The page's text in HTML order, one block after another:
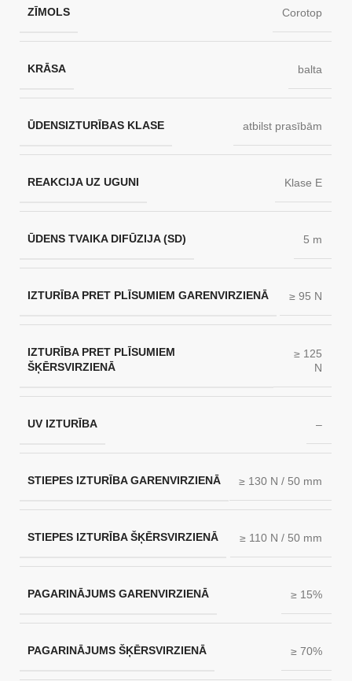
ZĪMOLS Corotop
KRĀSA balta
ŪDENSIZTURĪBAS KLASE atbilst prasībām
REAKCIJA UZ UGUNI Klase E
ŪDENS TVAIKA DIFŪZIJA (SD) 5 m
IZTURĪBA PRET PLĪSUMIEM GARENVIRZIENĀ ≥ 95 N
IZTURĪBA PRET PLĪSUMIEM
ŠĶĒRSVIRZIENĀ
≥ 125
N
UV IZTURĪBA –
STIEPES IZTURĪBA GARENVIRZIENĀ ≥ 130 N / 50 mm
STIEPES IZTURĪBA ŠĶĒRSVIRZIENĀ ≥ 110 N / 50 mm
PAGARINĀJUMS GARENVIRZIENĀ ≥ 15%
PAGARINĀJUMS ŠĶĒRSVIRZIENĀ ≥ 70%